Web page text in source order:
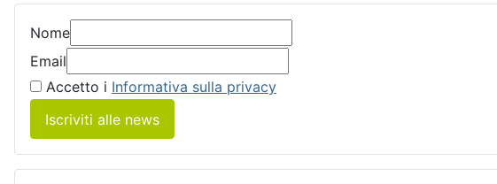
Nome
Email
Accetto i Informativa sulla privacy
Iscriviti alle news